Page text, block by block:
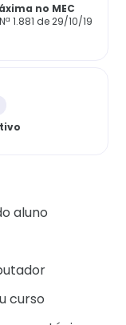
no MEC
1.881 de 29/10/19
aluno
curso